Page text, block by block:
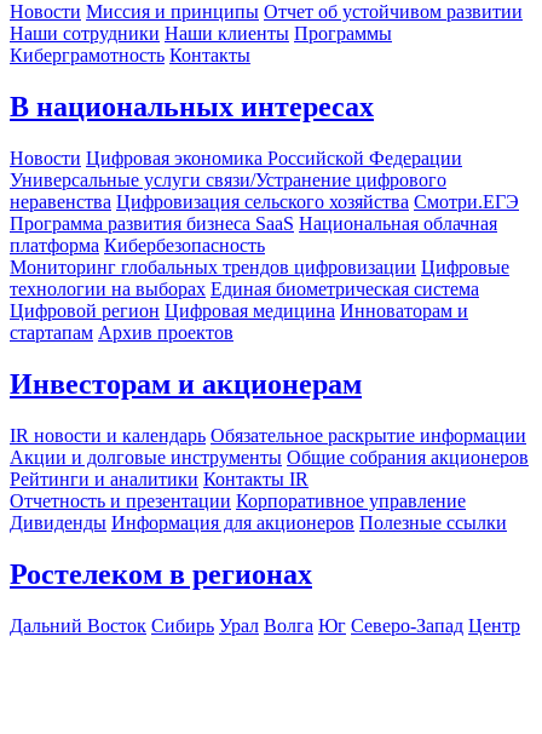
Новости Миссия и принципы Отчет об устойчивом развитии
Наши сотрудники Наши клиенты Программы
Киберграмотность Контакты
В национальных интересах
Новости Цифровая экономика Российской Федерации
Универсальные услуги связи/Устранение цифрового
неравенства Цифровизация сельского хозяйства Смотри.ЕГЭ
Программа развития бизнеса SaaS Национальная облачная
платформа Кибербезопасность
Мониторинг глобальных трендов цифровизации Цифровые
технологии на выборах Единая биометрическая система
Цифровой регион Цифровая медицина Инноваторам и
стартапам Архив проектов
Инвесторам и акционерам
IR новости и календарь Обязательное раскрытие информации
Акции и долговые инструменты Общие собрания акционеров
Рейтинги и аналитики Контакты IR
Отчетность и презентации Корпоративное управление
Дивиденды Информация для акционеров Полезные ссылки
Ростелеком в регионах
Дальний Восток Сибирь Урал Волга Юг Северо-Запад Центр